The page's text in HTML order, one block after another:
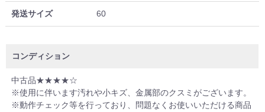
発送サイズ 60
コンディション
中古品★★★★☆
※使用に伴います汚れや小キズ、金属部のクスミがございます。
※動作チェック等を行っており、問題なくお使いいただける商品